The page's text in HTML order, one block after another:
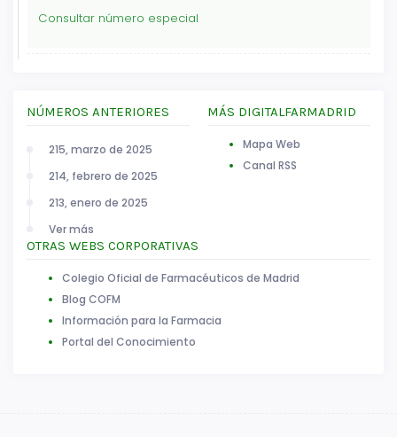
Consultar número especial
NÚMEROS ANTERIORES
215, marzo de 2025
214, febrero de 2025
213, enero de 2025
Ver más
MÁS DIGITALFARMADRID
Mapa Web
Canal RSS
OTRAS WEBS CORPORATIVAS
Colegio Oficial de Farmacéuticos de Madrid
Blog COFM
Información para la Farmacia
Portal del Conocimiento